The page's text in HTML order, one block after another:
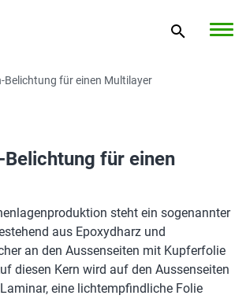
Belichtung für einen Multilayer
Belichtung für einen
steht ein sogenannter
aus Epoxydharz und
an den Aussenseiten mit Kupferfolie
diesen Kern wird auf den Aussenseiten
eine lichtempfindliche Folie